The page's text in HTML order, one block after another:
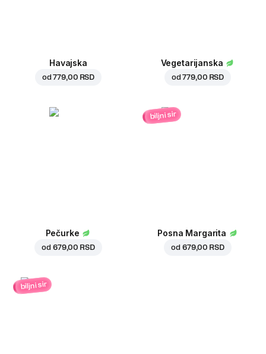
Havajska
od779,00 RSD
Vegetarijanska
od779,00 RSD
Pečurke
od 679,00 RSD
biljni sir
Posna Margarita
od 679,00 RSD
biljni sir